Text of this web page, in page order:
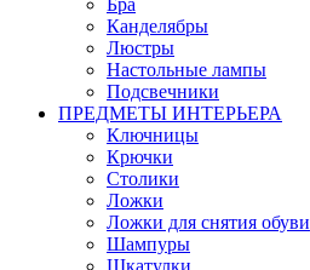
Канделябры
Люстры
Настольные лампы
Подсвечники
ПРЕДМЕТЫ ИНТЕРЬЕРА
Ключницы
Крючки
Столики
Ложки
Ложки для снятия обуви
Шампуры
Шкатулки